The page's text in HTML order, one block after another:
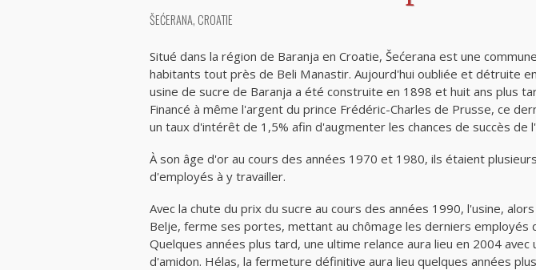
ŠEĆERANA, CROATIE
Situé dans la région de Baranja en Croatie, Šećerana est une
habitants tout près de Beli Manastir. Aujourd'hui oubliée et détruite
usine de sucre de Baranja a été construite en 1898 et huit ans plus
Financé à même l'argent du prince Frédéric-Charles de Prusse, ce
un taux d'intérêt de 1,5% afin d'augmenter les chances de succès de
À son âge d'or au cours des années 1970 et 1980, ils étaient
d'employés à y travailler.
Avec la chute du prix du sucre au cours des années 1990, l'usine,
Belje, ferme ses portes, mettant au chômage les derniers employés
Quelques années plus tard, une ultime relance aura lieu en 2004 avec
d'amidon. Hélas, la fermeture définitive aura lieu quelques années